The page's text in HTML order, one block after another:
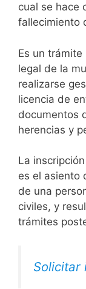
cual se hace
fallecimiento
Es un
legal de la
realizarse
licencia de
documentos
herencias y
La
es el asiento
de una
civiles, y
trámites
Solicitar